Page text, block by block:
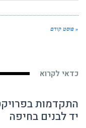
« פוסט קודם
כדאי לקרוא
התקדמות
יד לבנים בחיפה